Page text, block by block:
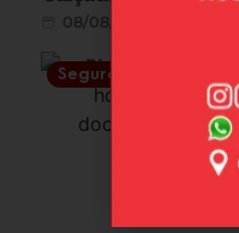
08/08/2026
Segurança